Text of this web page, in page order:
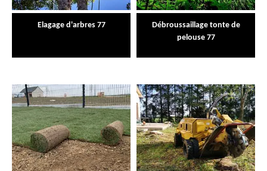
Elagage d'arbres 77
Débroussaillage tonte de
pelouse 77